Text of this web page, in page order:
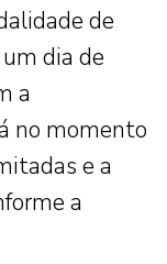
de
dia de
a
no momento
e a
a